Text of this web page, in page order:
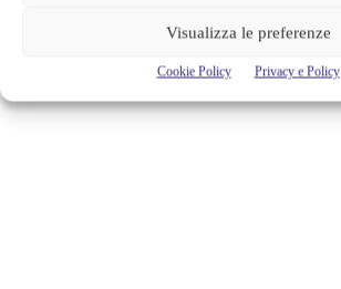
Visualizza le preferenze
Cookie Policy Privacy e Policy